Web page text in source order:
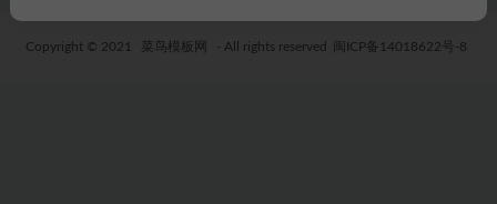
Copyright © 2021 菜鸟模板网 - All rights reserved 闽ICP备14018622号-8